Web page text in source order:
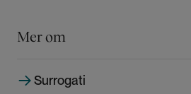
Mer om
Surrogati